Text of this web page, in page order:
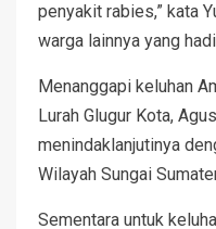
penyakit rabies,” kata
warga lainnya yang
Menanggapi keluhan
Lurah Glugur Kota,
menindaklanjutinya
Wilayah Sungai
Sementara untuk